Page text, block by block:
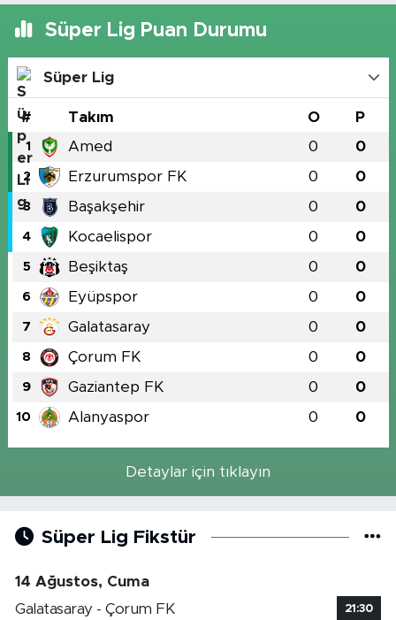
Süper Lig Puan Durumu
Süper Lig
# Takım O P
1 Amed 0 0
2 Erzurumspor FK 0 0
3 Başakşehir 0 0
4 Kocaelispor 0 0
5 Beşiktaş 0 0
6 Eyüpspor 0 0
7 Galatasaray 0 0
8 Çorum FK 0 0
9 Gaziantep FK 0 0
10 Alanyaspor 0 0
Detaylar için tıklayın
Süper Lig Fikstür
14 Ağustos, Cuma
Galatasaray - Çorum FK
21:30